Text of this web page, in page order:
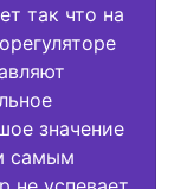
так что на
значение
самым